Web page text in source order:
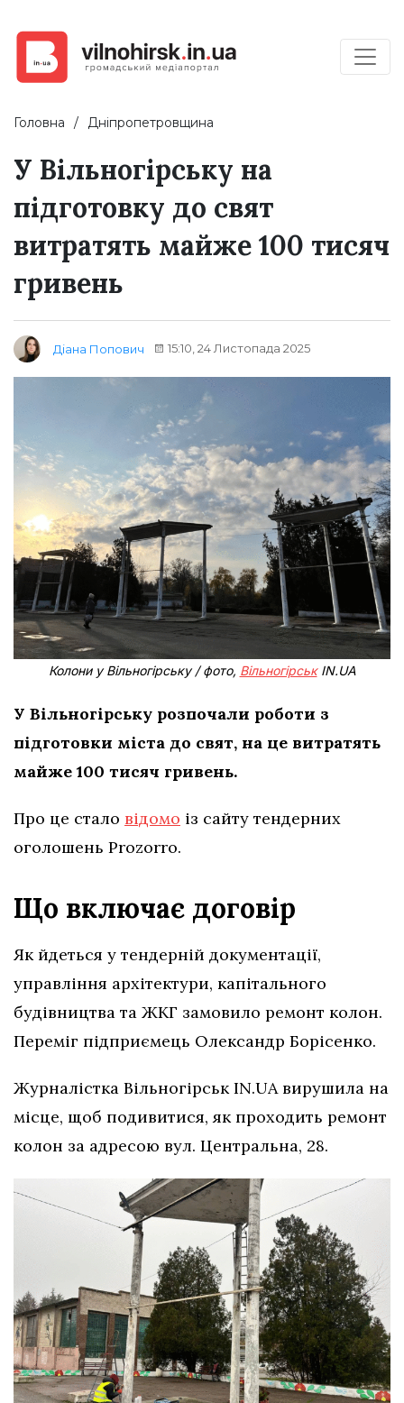
Головна Дніпропетровщина
У Вільногірську на
підготовку до свят
витратять майже 100 тисяч
гривень
Діана Попович 15:10, 24 Листопада 2025
Колони у Вільногірську / фото, ВільногірськIN.UA
У Вільногірську розпочали роботи з
підготовки міста до свят, на це витратять
майже 100 тисяч гривень.
Про це стало відомо із сайту тендерних
оголошень Prozorro.
Що включає договір
Як йдеться у тендерній документації,
управління архітектури, капітального
будівництва та ЖКГ замовило ремонт колон.
Переміг підприємець Олександр Борісенко.
Журналістка Вільногірськ IN.UA вирушила на
місце, щоб подивитися, як проходить ремонт
колон за адресою вул. Центральна, 28.